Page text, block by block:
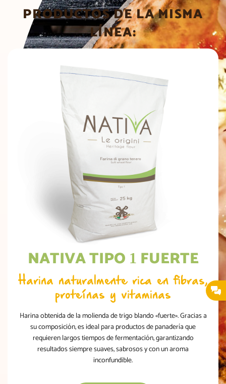
PRODUCTOS DE LA MISMA
LÍNEA:
NATIVA TIPO 1 FUERTE
Harina naturalmente rica en fibras,
proteínas y vitaminas
Harina obtenida de la molienda de trigo blando «fuerte». Gracias a
su composición, es ideal para productos de panadería que
requieren largos tiempos de fermentación, garantizando
resultados siempre suaves, sabrosos y con un aroma
inconfundible.